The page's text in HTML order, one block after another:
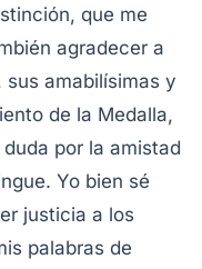
que me
agradecer a
sus amabilísimas y
de la Medalla,
por la amistad
Yo bien sé
justicia a los
palabras de